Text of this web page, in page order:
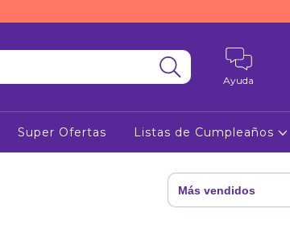
Ayuda
Super Ofertas Listas de Cumpleaños